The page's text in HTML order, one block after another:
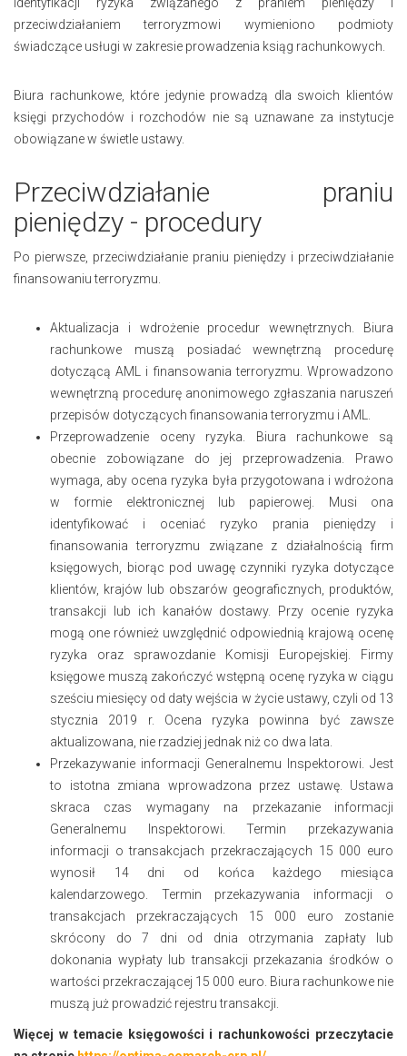
przeciwdziałaniem terroryzmowi wymieniono podmioty
świadczące usługi w zakresie prowadzenia ksiąg rachunkowych.
Biura rachunkowe, które jedynie prowadzą dla swoich klientów
księgi przychodów i rozchodów nie są uznawane za instytucje
obowiązane w świetle ustawy.
Przeciwdziałanie praniu
pieniędzy - procedury
Po pierwsze, przeciwdziałanie praniu pieniędzy i przeciwdziałanie
finansowaniu terroryzmu.
Aktualizacja i wdrożenie procedur wewnętrznych. Biura
rachunkowe muszą posiadać wewnętrzną procedurę
dotyczącą AML i finansowania terroryzmu. Wprowadzono
wewnętrzną procedurę anonimowego zgłaszania naruszeń
przepisów dotyczących finansowania terroryzmu i AML.
Przeprowadzenie oceny ryzyka. Biura rachunkowe są
obecnie zobowiązane do jej przeprowadzenia. Prawo
wymaga, aby ocena ryzyka była przygotowana i wdrożona
w formie elektronicznej lub papierowej. Musi ona
identyfikować i oceniać ryzyko prania pieniędzy i
finansowania terroryzmu związane z działalnością firm
księgowych, biorąc pod uwagę czynniki ryzyka dotyczące
klientów, krajów lub obszarów geograficznych, produktów,
transakcji lub ich kanałów dostawy. Przy ocenie ryzyka
mogą one również uwzględnić odpowiednią krajową ocenę
ryzyka oraz sprawozdanie Komisji Europejskiej. Firmy
księgowe muszą zakończyć wstępną ocenę ryzyka w ciągu
sześciu miesięcy od daty wejścia w życie ustawy, czyli od 13
stycznia 2019 r. Ocena ryzyka powinna być zawsze
aktualizowana, nie rzadziej jednak niż co dwa lata.
Przekazywanie informacji Generalnemu Inspektorowi. Jest
to istotna zmiana wprowadzona przez ustawę. Ustawa
skraca czas wymagany na przekazanie informacji
Generalnemu Inspektorowi. Termin przekazywania
informacji o transakcjach przekraczających 15 000 euro
wynosił 14 dni od końca każdego miesiąca
kalendarzowego. Termin przekazywania informacji o
transakcjach przekraczających 15 000 euro zostanie
skrócony do 7 dni od dnia otrzymania zapłaty lub
dokonania wypłaty lub transakcji przekazania środków o
wartości przekraczającej 15 000 euro. Biura rachunkowe nie
muszą już prowadzić rejestru transakcji.
Więcej w temacie księgowości i rachunkowości przeczytacie